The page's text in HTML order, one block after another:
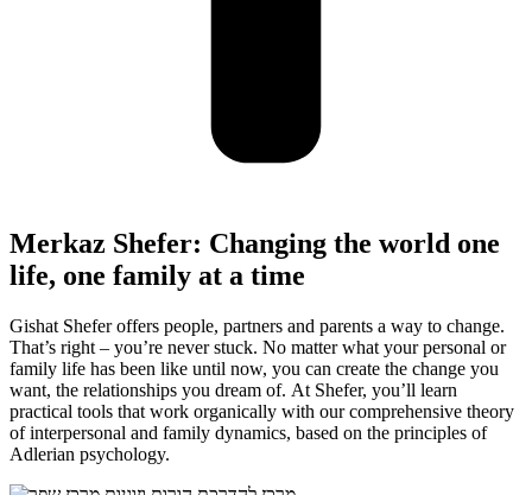
Merkaz Shefer: Changing the world one
life, one family at a time
Gishat Shefer offers people, partners and parents a way to change.
That’s right – you’re never stuck. No matter what your personal or
family life has been like until now, you can create the change you
want, the relationships you dream of. At Shefer, you’ll learn
practical tools that work organically with our comprehensive theory
of interpersonal and family dynamics, based on the principles of
Adlerian psychology.